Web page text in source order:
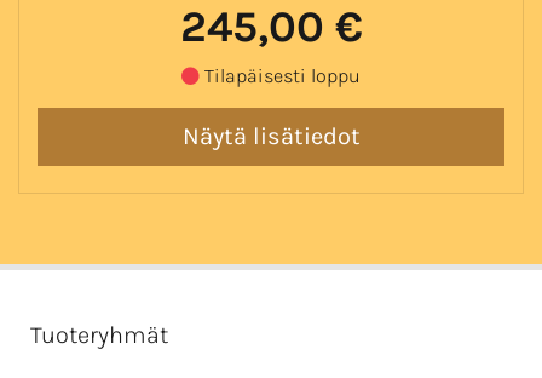
245,00 €
Tilapäisesti loppu
Tuoteryhmät